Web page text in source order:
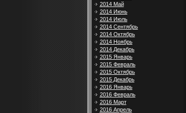
2014 Май
2014 Июнь
2014 Июль
2014 Сентябрь
2014 Октябрь
2014 Ноябрь
2014 Декабрь
2015 Январь
2015 Февраль
2015 Октябрь
2015 Декабрь
2016 Январь
2016 Февраль
2016 Март
2016 Апрель